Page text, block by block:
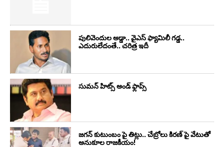
పులివెందుల అడ్డా.. వైఎస్ ఫ్యామిలీ గడ్డ..
ఎదురులేదంతే.. చరిత్ర ఇదీ
సుమ‌న్ హిట్స్ అండ్ ఫ్లాప్స్‌
జగన్ కుటుంబం పై తిట్లు.. చేబ్రోలు కిరణ్ పై వేటుతో
అనుకూల రాజకీయం!